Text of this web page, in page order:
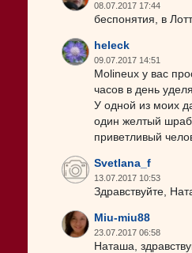
08.07.2017 17:44
беспонятия, в
heleck
09.07.2017 14:51
Molineux у вас
часов в день
У одной из моих
один желтый шраб
приветливый
Svetlana_f
13.07.2017 10:53
Здравствуйте,
Miu-miu88
23.07.2017 06:58
Наташа,